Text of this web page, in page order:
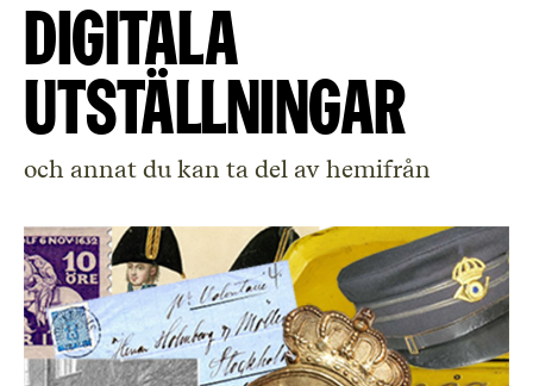
Digitala
utställningar
och annat du kan ta del av hemifrån